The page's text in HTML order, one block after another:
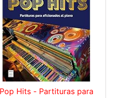
Pop Hits - Partituras para